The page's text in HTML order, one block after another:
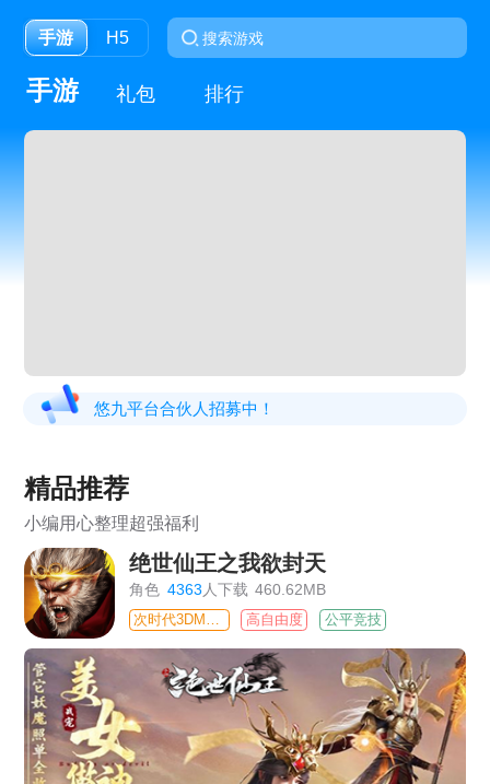
手游 H5
手游 礼包 排行
悠九平台合伙人招募中！
精品推荐
小编用心整理超强福利
绝世仙王之我欲封天
角色 4363人下载 460.62MB
高自由度 公平竞技